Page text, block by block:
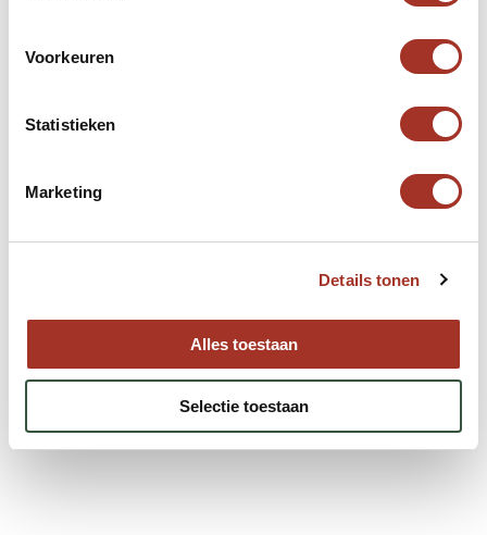
Voorkeuren
Statistieken
Marketing
Details tonen
Alles toestaan
Selectie toestaan